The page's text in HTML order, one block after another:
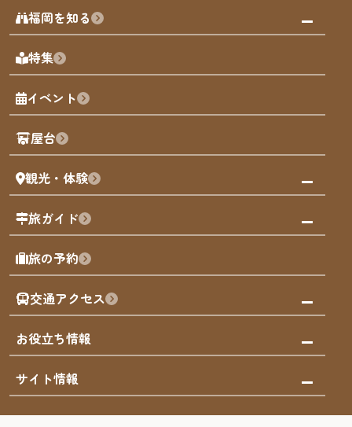
みんなの旅行記
天神エリア
博多旧市街
福岡城
歴史・文化
福岡を知る
福岡の見どころ
福岡の魅力
観光カレンダー
観光PR動画
まち歩き
福岡グルメ
福岡を楽しむ
福岡のアート
福岡のナイトタイム
福岡の歴史・文化
サステナブルツーリズム
福岡検定
よかなび音声ガイド
特集
イベント
屋台
観光・体験
観る・遊ぶ
屋台
買う
体験
泊まる
旅ガイド
モデルコース
AIおまかせコース
オリジナルプラン
みんなの旅行記
旅の予約
交通アクセス
市内交通ガイド
お得なチケット
お役立ち情報
お知らせ
災害情報
サイト情報
まち歩き・体験プログラム掲載申込